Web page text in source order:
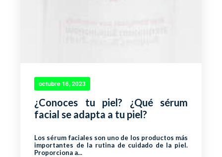
octubre 16, 2023
¿Conoces tu piel? ¿Qué sérum
facial se adapta a tu piel?
Los sérum faciales son uno de los productos más
importantes de la rutina de cuidado de la piel.
Proporciona a...